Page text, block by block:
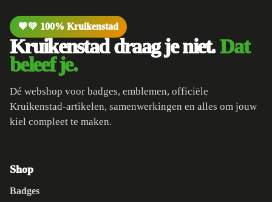
🧡💚 100% Kruikenstad
Kruikenstad draag je niet.Dat
beleef je.
Dé webshop voor badges, emblemen, officiële
Kruikenstad-artikelen, samenwerkingen en alles om jouw
kiel compleet te maken.
Shop
Badges